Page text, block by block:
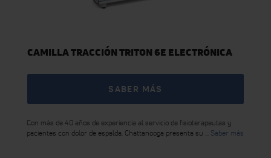
CAMILLA TRACCIÓN TRITON 6E ELECTRÓNICA
SABER MÁS
Con más de 40 años de experiencia al servicio de fisioterapeutas y
pacientes con dolor de espalda, Chattanooga presenta su ... Saber más